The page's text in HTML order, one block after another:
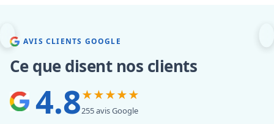
AVIS CLIENTS GOOGLE
Ce que disent nos clients
4.8★★★★★
255 avis Google